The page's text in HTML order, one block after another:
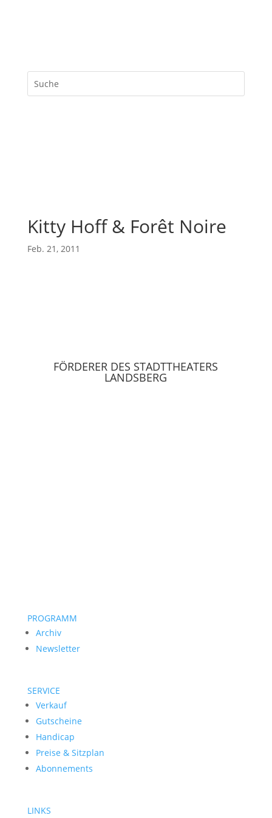
Kitty Hoff & Forêt Noire
Feb. 21, 2011
FÖRDERER DES STADTTHEATERS
LANDSBERG
PROGRAMM
Archiv
Newsletter
SERVICE
Verkauf
Gutscheine
Handicap
Preise & Sitzplan
Abonnements
LINKS